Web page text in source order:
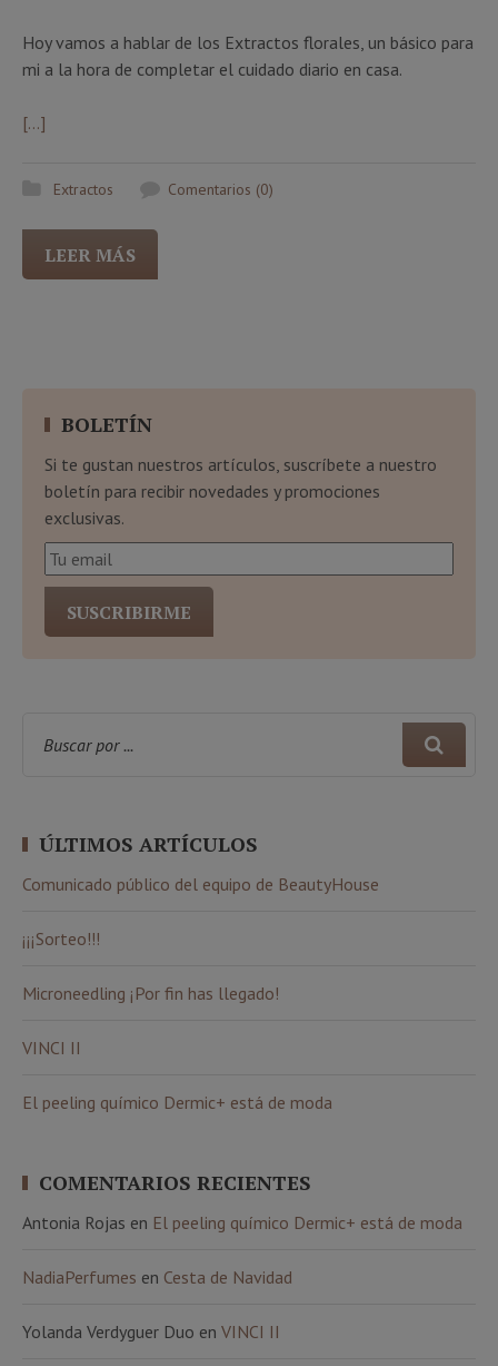
Hoy vamos a hablar de los Extractos florales, un básico para
mi a la hora de completar el cuidado diario en casa.
[…]
Extractos Comentarios (0)
LEER MÁS
BOLETÍN
Si te gustan nuestros artículos, suscríbete a nuestro
boletín para recibir novedades y promociones
exclusivas.
ÚLTIMOS ARTÍCULOS
Comunicado público del equipo de BeautyHouse
¡¡¡Sorteo!!!
Microneedling ¡Por fin has llegado!
VINCI II
El peeling químico Dermic+ está de moda
COMENTARIOS RECIENTES
Antonia Rojas en El peeling químico Dermic+ está de moda
NadiaPerfumes en Cesta de Navidad
Yolanda Verdyguer Duo en VINCI II